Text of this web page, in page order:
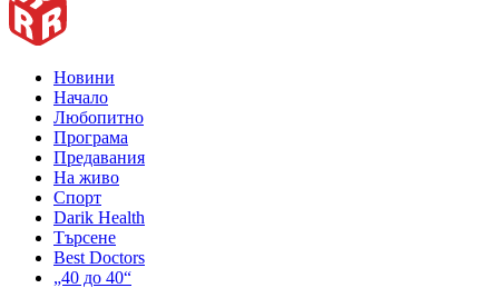
Новини
Начало
Любопитно
Програма
Предавания
На живо
Спорт
Darik Health
Търсене
Best Doctors
„40 до 40“